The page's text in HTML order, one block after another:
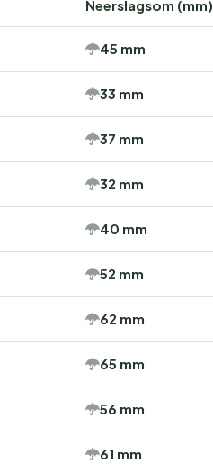
Neerslagsom (mm)
45 mm
33 mm
37 mm
32 mm
40 mm
52 mm
62 mm
65 mm
56 mm
61 mm